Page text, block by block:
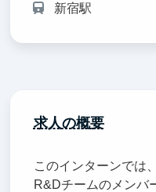
新宿駅
求人の概要
このインターンでは
R&Dチームのメンバ